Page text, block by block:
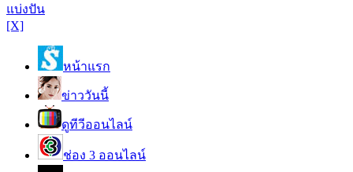
แบ่งปัน
[X]
หน้าแรก
ข่าววันนี้
ดูทีวีออนไลน์
ช่อง 3 ออนไลน์